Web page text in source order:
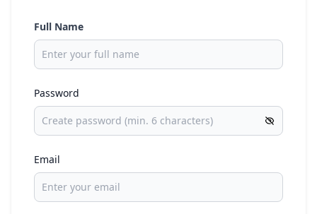
Full Name
Password
Email